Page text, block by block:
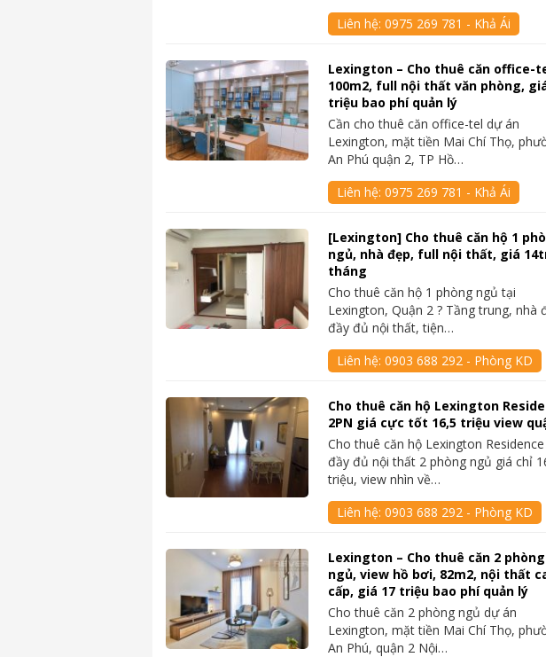
Liên hệ:0975 269 781 - Khả Ái
Lexington – Cho thuê căn office-
100m2, full nội thất văn phòng,
triệu bao phí quản lý
Cần cho thuê căn office-tel dự án
Lexington, mặt tiền Mai Chí Thọ,
An Phú quận 2, TP Hồ…
Liên hệ:0975 269 781 - Khả Ái
[Lexington] Cho thuê căn hộ 1
ngủ, nhà đẹp, full nội thất, giá
tháng
Cho thuê căn hộ 1 phòng ngủ tại
Lexington, Quận 2 ? Tầng trung, nhà
đầy đủ nội thất, tiện…
Liên hệ:0903 688 292 - Phòng KD
Cho thuê căn hộ Lexington
2PN giá cực tốt 16,5 triệu view
Cho thuê căn hộ Lexington Residence
đầy đủ nội thất 2 phòng ngủ giá chỉ
triệu, view nhìn về…
Liên hệ:0903 688 292 - Phòng KD
Lexington – Cho thuê căn 2 phòng
ngủ, view hồ bơi, 82m2, nội thất
cấp, giá 17 triệu bao phí quản lý
Cho thuê căn 2 phòng ngủ dự án
Lexington, mặt tiền Mai Chí Thọ,
An Phú, quận 2 Nội…